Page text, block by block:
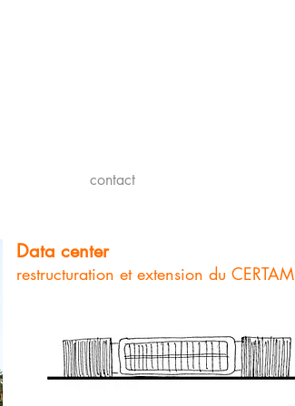
contact
Data center
restructuration et extension du CERTAM